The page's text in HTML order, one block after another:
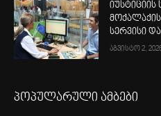
იუსტიციის
სერვისი
აგვისტო 2,
პოპულარული ამბები